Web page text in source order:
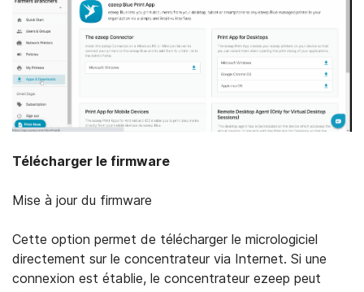
Télécharger le firmware
Mise à jour du firmware
Cette option permet de télécharger le micrologiciel
directement sur le concentrateur via Internet. Si une
connexion est établie, le concentrateur ezeep peut